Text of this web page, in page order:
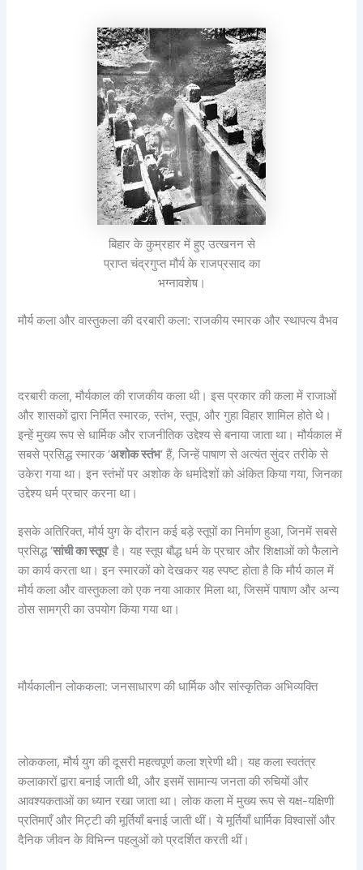
बिहार के कुम्रहार में हुए उत्खनन से
प्राप्त चंद्रगुप्त मौर्य के राजप्रसाद का
भग्नावशेष।
मौर्य कला और वास्तुकला की दरबारी कला: राजकीय स्मारक और स्थापत्य वैभव
दरबारी कला, मौर्यकाल की राजकीय कला थी। इस प्रकार की कला में राजाओं
और शासकों द्वारा निर्मित स्मारक, स्तंभ, स्तूप, और गुहा विहार शामिल होते थे।
इन्हें मुख्य रूप से धार्मिक और राजनीतिक उद्देश्य से बनाया जाता था। मौर्यकाल में
सबसे प्रसिद्ध स्मारक ‘अशोक स्तंभ‘ हैं, जिन्हें पाषाण से अत्यंत सुंदर तरीके से
उकेरा गया था। इन स्तंभों पर अशोक के धर्मादेशों को अंकित किया गया, जिनका
उद्देश्य धर्म प्रचार करना था।
इसके अतिरिक्त, मौर्य युग के दौरान कई बड़े स्तूपों का निर्माण हुआ, जिनमें सबसे
प्रसिद्ध ‘सांची का स्तूप‘ है। यह स्तूप बौद्ध धर्म के प्रचार और शिक्षाओं को फैलाने
का कार्य करता था। इन स्मारकों को देखकर यह स्पष्ट होता है कि मौर्य काल में
मौर्य कला और वास्तुकला को एक नया आकार मिला था, जिसमें पाषाण और अन्य
ठोस सामग्री का उपयोग किया गया था।
मौर्यकालीन लोककला: जनसाधारण की धार्मिक और सांस्कृतिक अभिव्यक्ति
लोककला, मौर्य युग की दूसरी महत्वपूर्ण कला श्रेणी थी। यह कला स्वतंत्र
कलाकारों द्वारा बनाई जाती थी, और इसमें सामान्य जनता की रुचियों और
आवश्यकताओं का ध्यान रखा जाता था। लोक कला में मुख्य रूप से यक्ष-यक्षिणी
प्रतिमाएँ और मिट्टी की मूर्तियाँ बनाई जाती थीं। ये मूर्तियाँ धार्मिक विश्वासों और
दैनिक जीवन के विभिन्न पहलुओं को प्रदर्शित करती थीं।